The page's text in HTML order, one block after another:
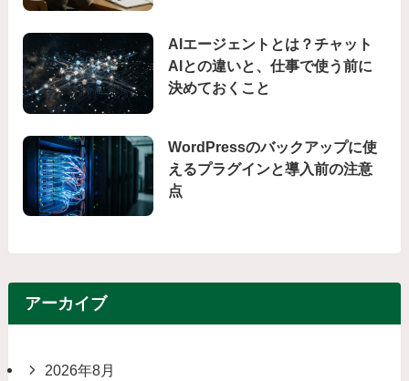
AIエージェントとは？チャット
AIとの違いと、仕事で使う前に
決めておくこと
WordPressのバックアップに使
えるプラグインと導入前の注意
点
アーカイブ
2026年8月